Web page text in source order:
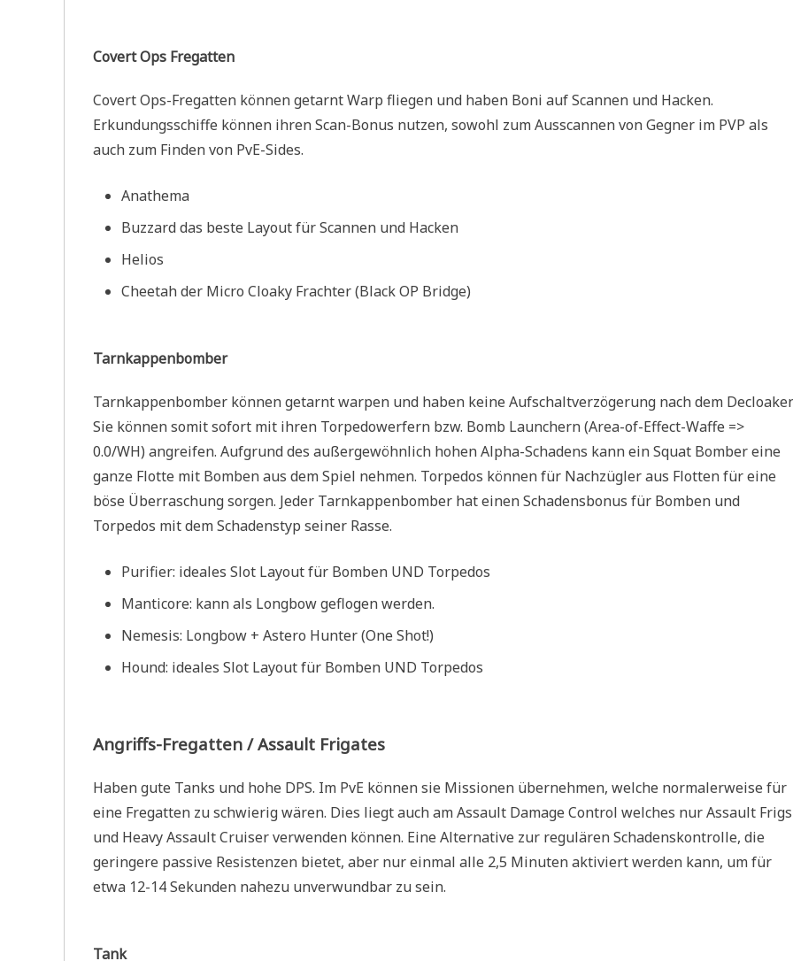
Covert Ops Fregatten
Covert Ops-Fregatten können getarnt Warp fliegen und haben Boni auf Scannen und Hacken.
Erkundungsschiffe können ihren Scan-Bonus nutzen, sowohl zum Ausscannen von Gegner im PVP als
auch zum Finden von PvE-Sides.
Anathema
Buzzard das beste Layout für Scannen und Hacken
Helios
Cheetah der Micro Cloaky Frachter (Black OP Bridge)
Tarnkappenbomber
Tarnkappenbomber können getarnt warpen und haben keine Aufschaltverzögerung nach dem
Sie können somit sofort mit ihren Torpedowerfern bzw. Bomb Launchern (Area-of-Effect-Waffe =>
0.0/WH) angreifen. Aufgrund des außergewöhnlich hohen Alpha-Schadens kann ein Squat Bomber eine
ganze Flotte mit Bomben aus dem Spiel nehmen. Torpedos können für Nachzügler aus Flotten für eine
böse Überraschung sorgen. Jeder Tarnkappenbomber hat einen Schadensbonus für Bomben und
Torpedos mit dem Schadenstyp seiner Rasse.
Purifier: ideales Slot Layout für Bomben UND Torpedos
Manticore: kann als Longbow geflogen werden.
Nemesis: Longbow + Astero Hunter (One Shot!)
Hound: ideales Slot Layout für Bomben UND Torpedos
Angriffs-Fregatten / Assault Frigates
Haben gute Tanks und hohe DPS. Im PvE können sie Missionen übernehmen, welche normalerweise für
eine Fregatten zu schwierig wären. Dies liegt auch am Assault Damage Control welches nur Assault Frigs
und Heavy Assault Cruiser verwenden können. Eine Alternative zur regulären Schadenskontrolle, die
geringere passive Resistenzen bietet, aber nur einmal alle 2,5 Minuten aktiviert werden kann, um für
etwa 12-14 Sekunden nahezu unverwundbar zu sein.
Tank